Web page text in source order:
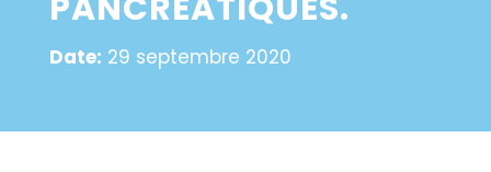
Date: 29 septembre 2020